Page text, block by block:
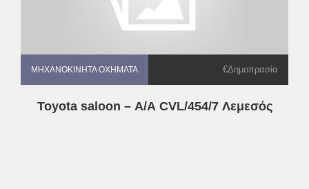
ΜΗΧΑΝΟΚΊΝΗΤΑ ΟΧΉΜΑΤΑ
ΜΗΧΑΝΟΚΊΝΗΤΑ ΟΧΉΜΑΤΑ €Δημοπρασία
Toyota saloon – Α/Α CVL/454/7 Λεμεσός